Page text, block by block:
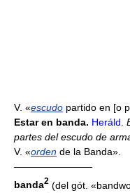
V. «escudo partido en [o
Estar en banda. Heráld.
partes del escudo de
V. «orden de la Banda».
————————
banda2 (del gót.